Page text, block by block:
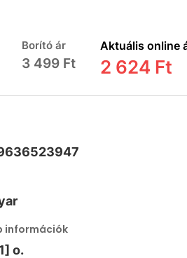
Borító ár
3 499 Ft
Aktuális online
2 624 Ft
információk
o.